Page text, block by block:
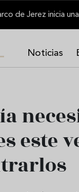
Noticias
este